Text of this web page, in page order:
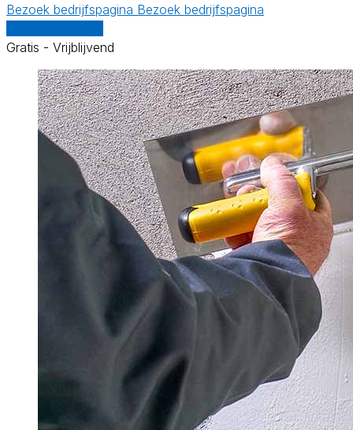
Bezoek bedrijfspagina Bezoek bedrijfspagina
Gratis - Vrijblijvend